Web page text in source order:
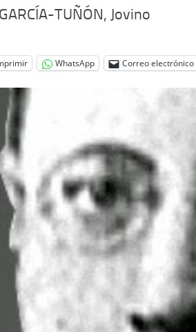
TUÑÓN, Jovino
WhatsApp Correo electrónico